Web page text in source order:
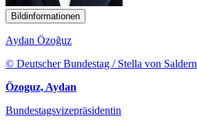
Bildinformationen
Aydan Özoğuz
© Deutscher Bundestag / Stella von Saldern
Özoguz, Aydan
Bundestagsvizepräsidentin